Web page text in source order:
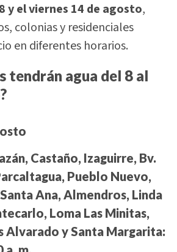
y el viernes 14 de agosto,
colonias y residenciales
en diferentes horarios.
tendrán agua del 8 al
Castaño, Izaguirre, Bv.
Pueblo Nuevo,
Ana, Almendros, Linda
Loma Las Minitas,
Alvarado y Santa Margarita: